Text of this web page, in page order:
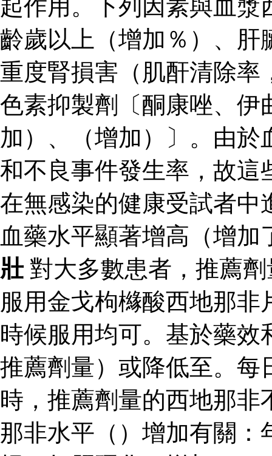
起作用。下列因素與血
齡歲以上（增加％）、肝
重度腎損害（肌酐清除率
色素抑製劑〔酮康唑、伊
加）、（增加）〕。由
和不良事件發生率，故這
在無感染的健康受試者中
血藥水平顯著增高（增
壯對大多數患者，推薦
服用金戈枸櫞酸西地那
時候服用均可。基於藥
推薦劑量）或降低至。每
時，推薦劑量的西地那
那非水平（）增加有關：